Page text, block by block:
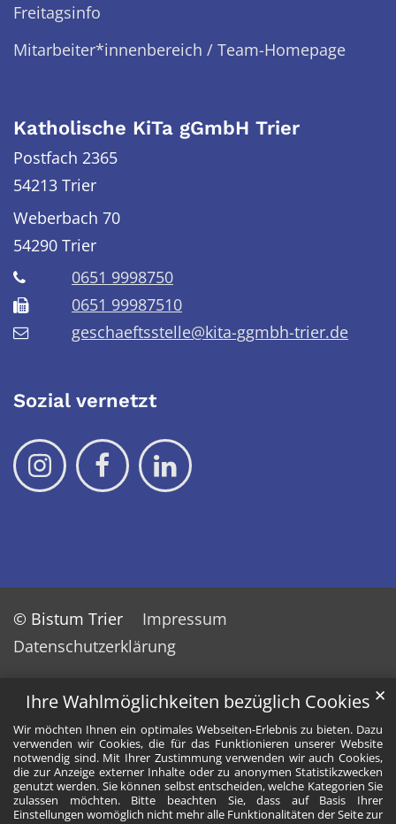
Ihre Wahlmöglichkeiten bezüglich Cookies
Wir möchten Ihnen ein optimales Webseiten-Erlebnis zu bieten. Dazu
verwenden wir Cookies, die für das Funktionieren unserer Website
notwendig sind. Mit Ihrer Zustimmung verwenden wir auch Cookies,
die zur Anzeige externer Inhalte oder zu anonymen Statistikzwecken
genutzt werden. Sie können selbst entscheiden, welche Kategorien Sie
zulassen möchten. Bitte beachten Sie, dass auf Basis Ihrer
Einstellungen womöglich nicht mehr alle Funktionalitäten der Seite zur
✕
Freitagsinfo
Mitarbeiter*innenbereich / Team-Homepage
Katholische KiTa gGmbH Trier
Postfach 2365
54213 Trier
Weberbach 70
54290 Trier
0651 9998750
0651 99987510
geschaeftsstelle@kita-ggmbh-trier.de
Sozial vernetzt
© Bistum Trier
Impressum
Datenschutzerklärung